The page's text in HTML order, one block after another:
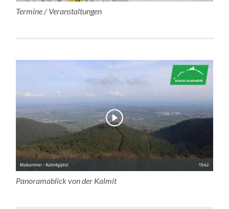
Termine / Veranstaltungen
Panoramablick von der Kalmit